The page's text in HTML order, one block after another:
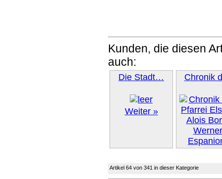
Kunden, die diesen
auch:
Die Stadt…
Weiter »
Chronik
Artikel 64 von 341 in dieser Kategorie